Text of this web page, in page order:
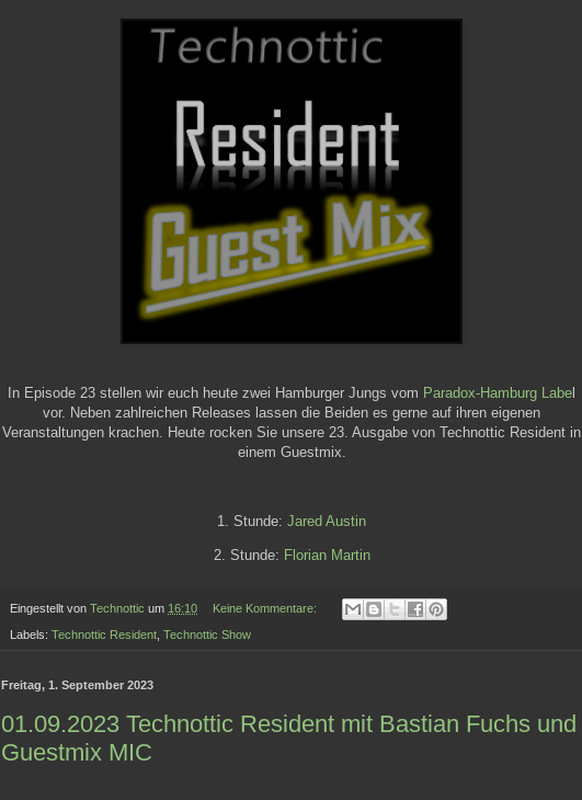
In Episode 23 stellen wir euch heute zwei Hamburger Jungs vom Paradox-Hamburg Labe
vor. Neben zahlreichen Releases lassen die Beiden es gerne auf ihren eigenen
Veranstaltungen krachen. Heute rocken Sie unsere 23. Ausgabe von Technottic Resident in
einem Guestmix.
1. Stunde: Jared Austin
2. Stunde: Florian Martin
Eingestellt von Technottic um 16:10 Keine Kommentare:
Labels: Technottic Resident Technottic Show
Freitag, 1. September 2023
01.09.2023 Technottic Resident mit Bastian Fuchs und
Guestmix MIC